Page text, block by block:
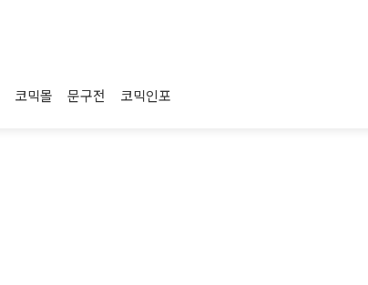
코믹몰 문구전 코믹인포